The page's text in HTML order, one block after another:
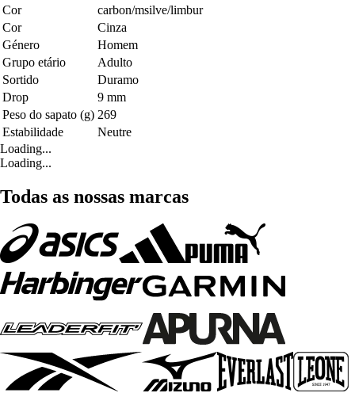
Cor
carbon/msilve/limbur
Cor
Cinza
Género
Homem
Grupo etário
Adulto
Sortido
Duramo
Drop
9 mm
Peso do sapato (g) 269
Estabilidade
Neutre
Loading...
Loading...
Todas as nossas marcas